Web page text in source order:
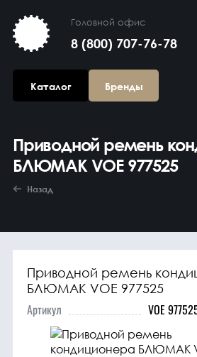
Головной офис
8 (800) 707-76-78
Каталог Бренды
Агрегаты в
сборе
Гидравлика и
трансмиссия
Приводной ремень
БЛЮМАК VOE 977525
Назад
Приводной ремень
БЛЮМАК VOE 977525
Артикул VOE